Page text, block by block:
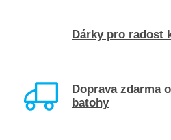
Dárky pro radost
Doprava zdarma
batohy